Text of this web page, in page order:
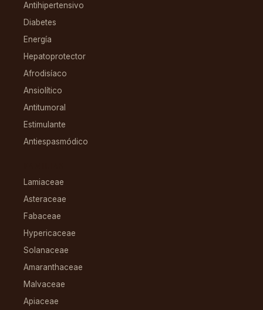
Antihipertensivo
Diabetes
Energía
Hepatoprotector
Afrodisíaco
Ansiolítico
Antitumoral
Estimulante
Antiespasmódico
Lamiaceae
Asteraceae
Fabaceae
Hypericaceae
Solanaceae
Amaranthaceae
Malvaceae
Apiaceae